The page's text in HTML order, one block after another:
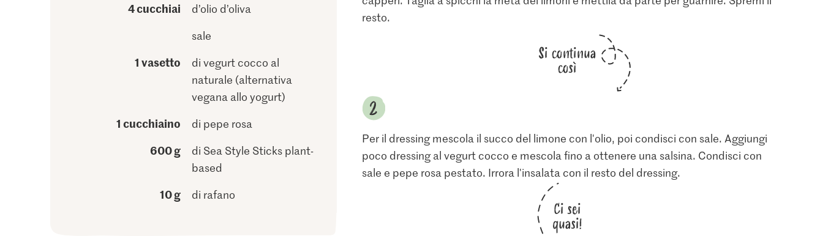
4 cucchiai
d’olio d’oliva
sale
1 vasetto
di vegurt cocco al
naturale (alternativa
vegana allo yogurt)
1 cucchiaino di pepe rosa
600 g
di Sea Style Sticks plant-
based
10 g di rafano
resto.
Si continua
così
Per il dressing mescola il succo del limone con l'olio, poi condisci con sale. Aggiungi
poco dressing al vegurt cocco e mescola fino a ottenere una salsina. Condisci con
sale e pepe rosa pestato. Irrora l'insalata con il resto del dressing.
Ci sei
quasi!